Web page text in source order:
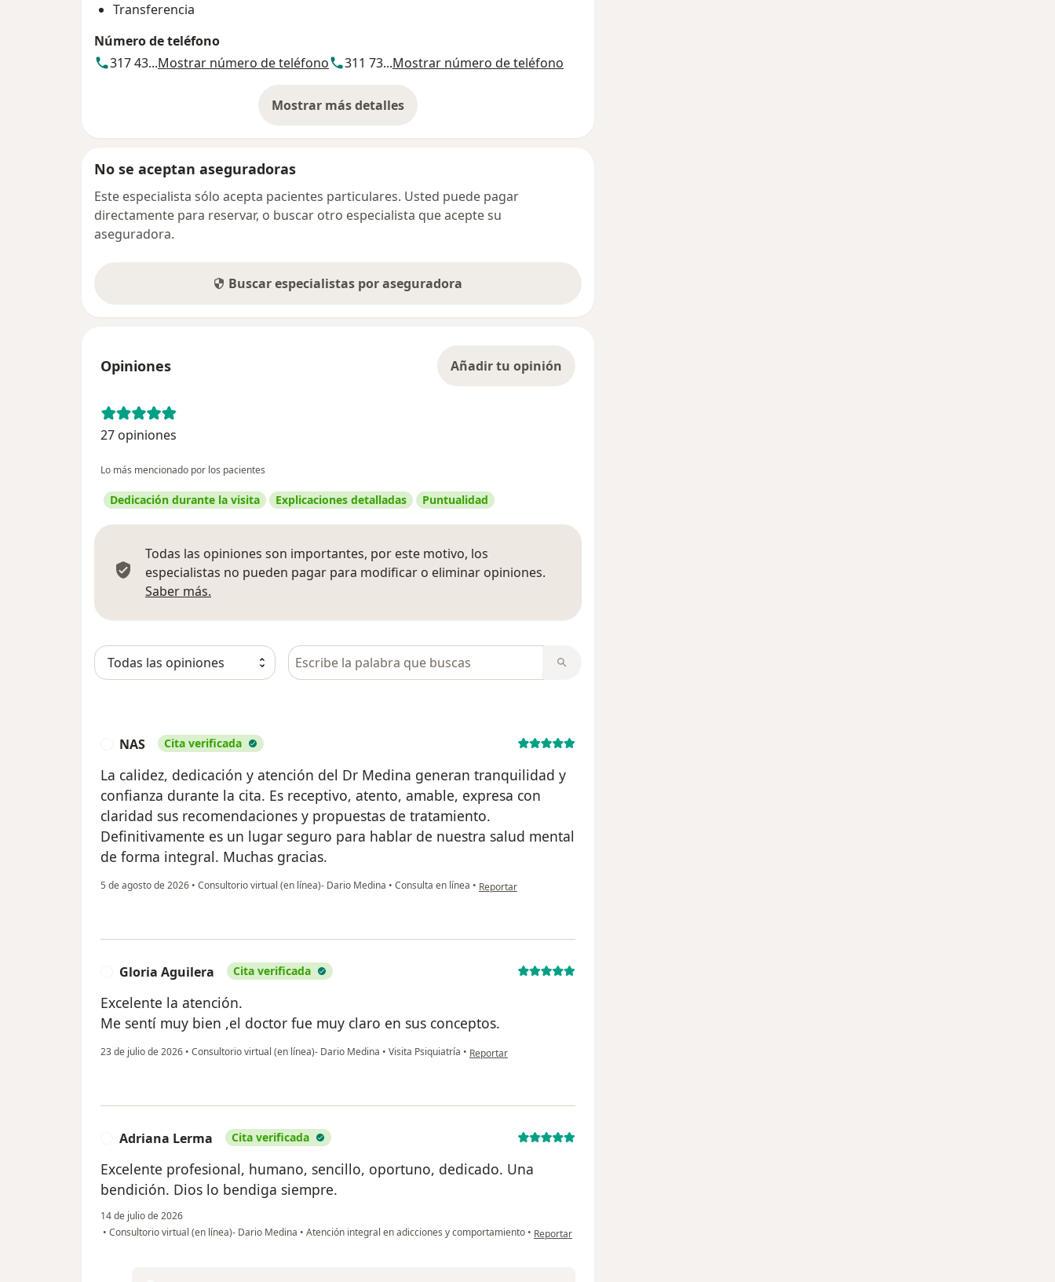
Transferencia
Número de teléfono
317 43...Mostrar número de teléfono 311 73...Mostrar número de teléfono
Mostrar más detalles
sobre la dirección
No se aceptan aseguradoras
Este especialista sólo acepta pacientes particulares. Usted puede pagar
directamente para reservar, o buscar otro especialista que acepte su
aseguradora.
Buscar especialistas por aseguradora
Opiniones Añadir tu opinión
27 opiniones
Lo más mencionado por los pacientes
Dedicación durante la visita Explicaciones detalladas Puntualidad
Todas las opiniones son importantes, por este motivo, los
especialistas no pueden pagar para modificar o eliminar opiniones.
Saber más.
Busca en opiniones
NAS Cita verificada
La calidez, dedicación y atención del Dr Medina generan tranquilidad y
confianza durante la cita. Es receptivo, atento, amable, expresa con
claridad sus recomendaciones y propuestas de tratamiento.
Definitivamente es un lugar seguro para hablar de nuestra salud mental
de forma integral. Muchas gracias.
5 de agosto de 2026 • Consultorio virtual (en línea)- Dario Medina • Consulta en línea • en opinión del usuario NAS
Reportar
Gloria Aguilera Cita verificada
Excelente la atención.
Me sentí muy bien ,el doctor fue muy claro en sus conceptos.
23 de julio de 2026 • Consultorio virtual (en línea)- Dario Medina • Visita Psiquiatría • en opinión del usuario Gloria Aguilera
Reportar
Adriana Lerma Cita verificada
Excelente profesional, humano, sencillo, oportuno, dedicado. Una
bendición. Dios lo bendiga siempre.
14 de julio de 2026
• Consultorio virtual (en línea)- Dario Medina • Atención integral en adicciones y comportamiento • en opinión del usuario Adriana Lerma
Reportar